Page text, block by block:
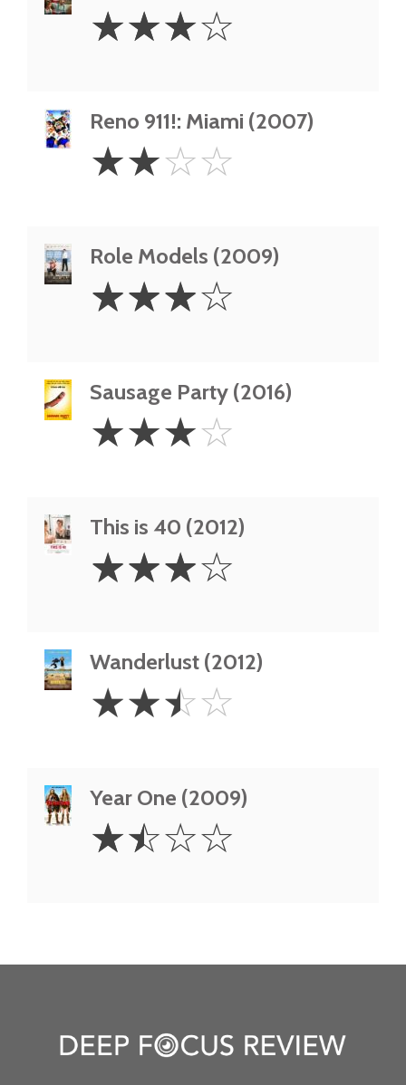
Stars
☆☆☆☆
Reno 911!: Miami (2007)
Stars
☆☆☆☆
Role Models (2009)
Stars
☆☆☆☆
Sausage Party (2016)
Stars
☆☆☆☆
This is 40 (2012)
Stars
☆☆☆☆
Wanderlust (2012)
2.5
Stars
☆☆☆☆
Year One (2009)
1.5
Stars
☆☆☆☆